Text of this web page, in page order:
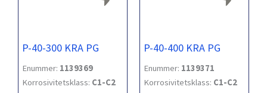
P-40-300 KRA PG
Enummer: 1139369
Korrosivitetsklass: C1-C2
P-40-400 KRA PG
Enummer: 1139371
Korrosivitetsklass: C1-C2